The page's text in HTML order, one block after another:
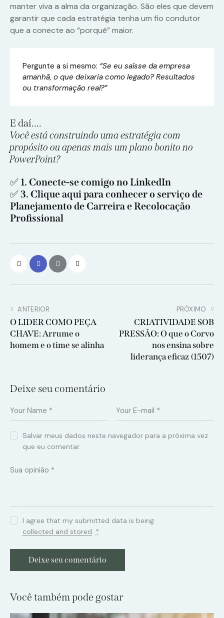
manter viva a alma da organização. São eles que devem
garantir que cada estratégia tenha um fio condutor
que a conecte ao “porquê” maior.
Pergunte a si mesmo: “Se eu saísse da empresa
amanhã, o que deixaria como legado? Resultados
ou transformação real?”
E daí….
Você está construindo uma estratégia com
propósito ou apenas mais um plano bonito no
PowerPoint?
✅ 1. Conecte-se comigo no LinkedIn
✅ 3. Clique aqui para conhecer o serviço de
Planejamento de Carreira e Recolocação
Profissional
ANTERIOR
O LIDER COMO PEÇA
CHAVE: Arrume o
homem e o time se alinha
PRÓXIMO
CRIATIVIDADE SOB
PRESSÃO: O que o Corvo
nos ensina sobre
liderança eficaz (1507)
Deixe seu comentário
Salvar meus dados neste navegador para a próxima vez
que eu comentar.
I agree that my submitted data is being
collected and stored. *
Você também pode gostar